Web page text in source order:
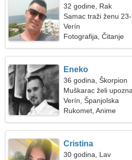
32 godine, Rak
Samac traži ženu
Verín
Fotografija, Čitanje
Eneko
36 godina, Škorpion
Muškarac želi
Verín, Španjolska
Rukomet, Anime
Cristina
30 godina, Lav